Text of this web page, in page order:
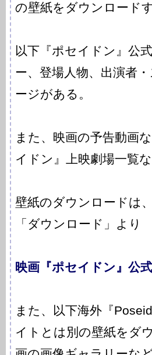
の壁紙をダウンロード
以下『ポセイドン』公
ー、登場人物、出演者
ージがある。
また、映画の予告動画
イドン』上映劇場一覧
壁紙のダウンロードは
「ダウンロード」より
映画『ポセイドン』公
また、以下海外『
イトとは別の壁紙をダ